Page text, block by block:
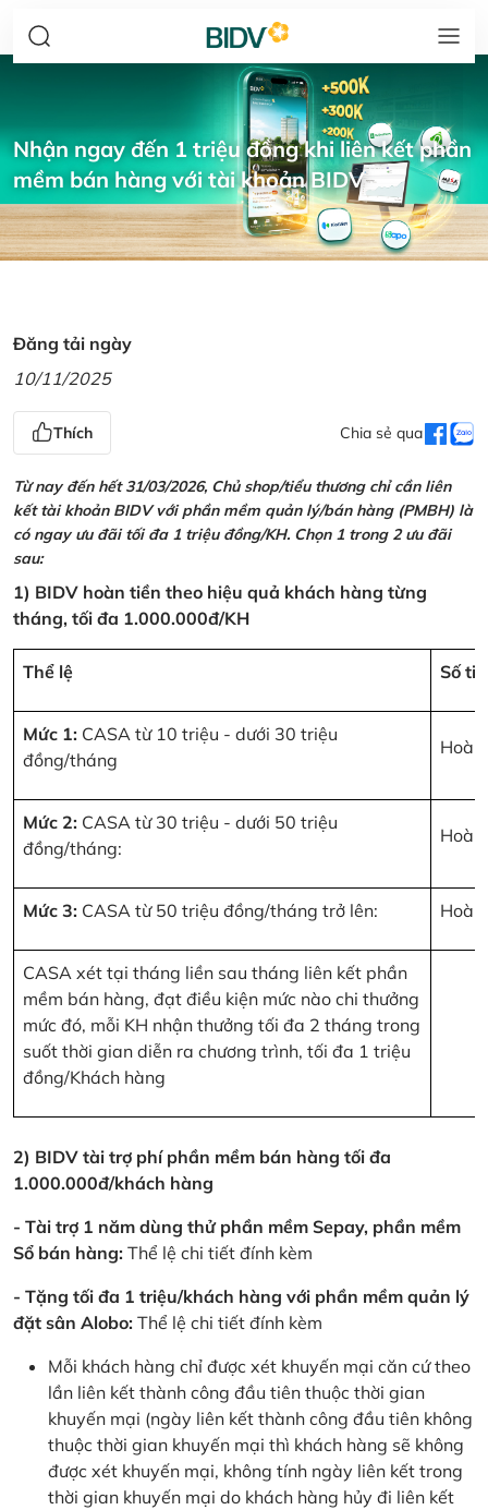
Nhận ngay đến 1 triệu đồng khi liên kết phần
mềm bán hàng với tài khoản BIDV
Đăng tải ngày
10/11/2025
Thích Chia sẻ qua
Từ nay đến hết 31/03/2026, Chủ shop/tiểu thương chỉ cần liên
kết tài khoản BIDV với phần mềm quản lý/bán hàng (PMBH) là
có ngay ưu đãi tối đa 1 triệu đồng/KH. Chọn 1 trong 2 ưu đãi
sau:
1) BIDV hoàn tiền theo hiệu quả khách hàng từng
tháng, tối đa 1.000.000đ/KH
Thể lệ Số
Mức 1: CASA từ 10 triệu - dưới 30 triệu
đồng/tháng
Mức 2: CASA từ 30 triệu - dưới 50 triệu
đồng/tháng:
Mức 3: CASA từ 50 triệu đồng/tháng trở lên:
CASA xét tại tháng liền sau tháng liên kết phần
mềm bán hàng, đạt điều kiện mức nào chi thưởng
mức đó, mỗi KH nhận thưởng tối đa 2 tháng trong
suốt thời gian diễn ra chương trình, tối đa 1 triệu
đồng/Khách hàng
2) BIDV tài trợ phí phần mềm bán hàng tối đa
1.000.000đ/khách hàng
- Tài trợ 1 năm dùng thử phần mềm Sepay, phần mềm
Sổ bán hàng: Thể lệ chi tiết đính kèm
- Tặng tối đa 1 triệu/khách hàng với phần mềm quản lý
đặt sân Alobo: Thể lệ chi tiết đính kèm
Mỗi khách hàng chỉ được xét khuyến mại căn cứ theo
lần liên kết thành công đầu tiên thuộc thời gian
khuyến mại (ngày liên kết thành công đầu tiên không
thuộc thời gian khuyến mại thì khách hàng sẽ không
được xét khuyến mại, không tính ngày liên kết trong
thời gian khuyến mại do khách hàng hủy đi liên kết